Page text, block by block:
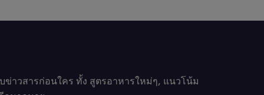
ข่าวสารก่อนใคร ทั้ง สูตรอาหารใหม่ๆ, แนวโน้ม